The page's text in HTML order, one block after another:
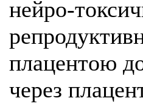
нейро-
плацентою
через